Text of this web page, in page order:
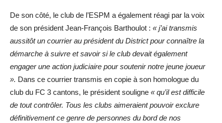
De son côté, le club de l’ESPM a également réagi par la voix
de son président Jean-François Barthoulot : « j’ai transmis
aussitôt un courrier au président du District pour connaître la
démarche à suivre et savoir si le club devait également
engager une action judiciaire pour soutenir notre jeune joueur
». Dans ce courrier transmis en copie à son homologue du
club du FC 3 cantons, le président souligne « qu’il est difficile
de tout contrôler. Tous les clubs aimeraient pouvoir exclure
définitivement ce genre de personnes du bord de nos